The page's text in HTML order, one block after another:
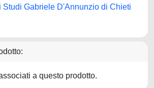
Studi Gabriele D'Annunzio di Chieti
a questo prodotto.